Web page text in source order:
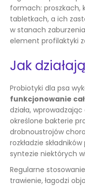
formach: proszkach,
tabletkach, a ich
w stanach
element profilaktyki
Jak
Probiotyki dla psa
funkcjonowanie
działa,
określone bakterie
drobnoustrojów
rozkładzie
syntezie niektórych
Regularne
trawienie, łagodzi